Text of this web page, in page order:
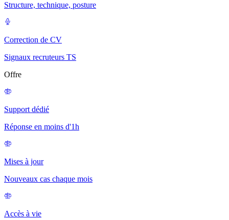
Structure, technique, posture
Correction de CV
Signaux recruteurs TS
Offre
Support dédié
Réponse en moins d'1h
Mises à jour
Nouveaux cas chaque mois
Accès à vie